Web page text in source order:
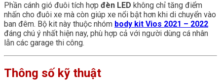
Phần cánh gió đuôi tích hợp đèn LED không chỉ tăng điểm
nhấn cho đuôi xe mà còn giúp xe nổi bật hơn khi di chuyển vào
ban đêm. Bộ kit này thuộc nhóm body kit Vios 2021 – 2022
đáng chú ý nhất hiện nay, phù hợp cả với người dùng cá nhân
lẫn các garage thi công.
Thông số kỹ thuật